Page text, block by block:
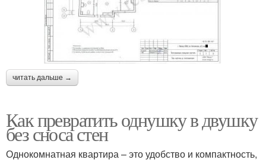
читать дальше →
Как превратить однушку в двушку
без сноса стен
Однокомнатная квартира – это удобство и компактность,